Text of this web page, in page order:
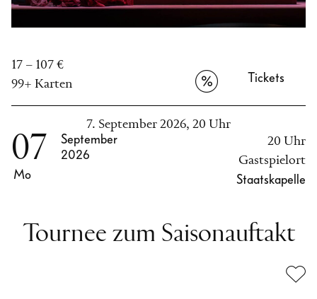
Tickets
17 – 107 €
99+ Karten
Tournee zum Saisonauftakt
7. September 2026, 20 Uhr
07
Mo
September
2026
20 Uhr
Gastspielort
Staatskapelle